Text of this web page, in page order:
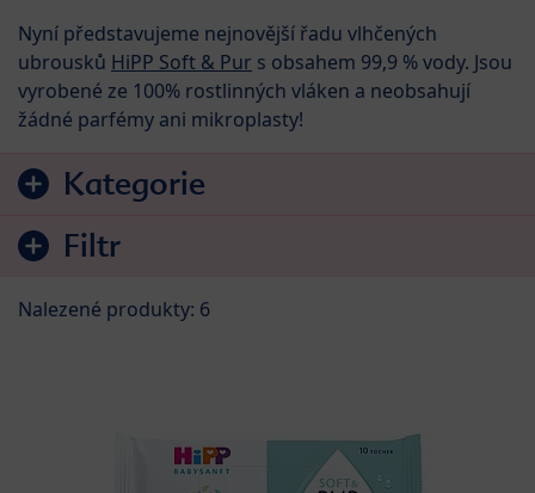
Přejít na seznam produktů
Kategorie
Filtr
Nyní představujeme nejnovější řadu vlhčených
ubrousků HiPP Soft & Pur s obsahem 99,9 % vody. Jsou
vyrobené ze 100% rostlinných vláken a neobsahují
žádné parfémy ani mikroplasty!
Nalezené produkty: 6